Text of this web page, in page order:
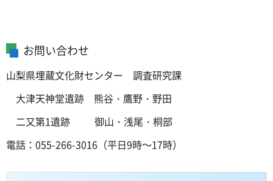
お問い合わせ
山梨県埋蔵文化財センター 調査研究課
大津天神堂遺跡 熊谷・鷹野・野田
二又第1遺跡 御山・浅尾・桐部
電話：055-266-3016（平日9時～17時）